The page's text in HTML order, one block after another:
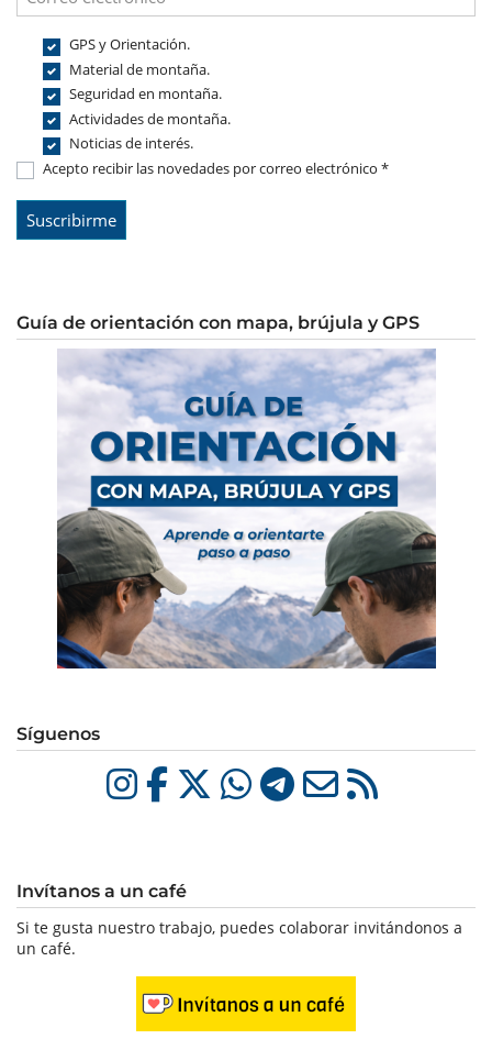
GPS y Orientación.
Material de montaña.
Seguridad en montaña.
Actividades de montaña.
Noticias de interés.
Acepto recibir las novedades por correo electrónico *
Guía de orientación con mapa, brújula y GPS
Síguenos
Invítanos a un café
Si te gusta nuestro trabajo, puedes colaborar invitándonos a
un café.